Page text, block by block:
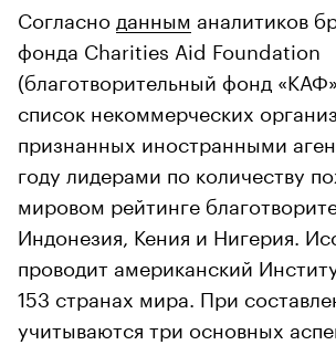
Согласно данным аналитиков
фонда Charities Aid Foundation
(благотворительный фонд
список некоммерческих
признанных иностранными
году лидерами по количеству
мировом рейтинге
Индонезия, Кения и Нигерия.
проводит американский
153 странах мира. При
учитываются три основных